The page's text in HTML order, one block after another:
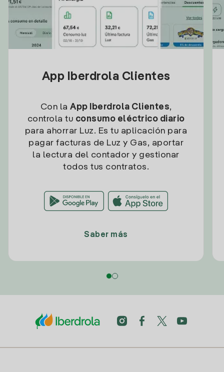
App Iberdrola Clientes
Con la App Iberdrola Clientes,
controla tu consumo eléctrico diario
para ahorrar Luz. Es tu aplicación para
pagar facturas de Luz y Gas, aportar
la lectura del contador y gestionar
todos tus contratos.
Saber más